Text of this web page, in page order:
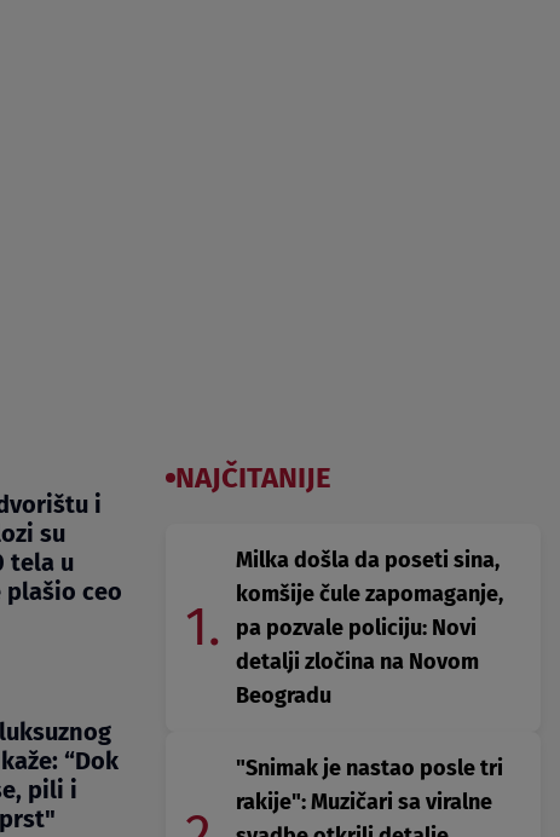
i
su
tela u
plašio ceo
“Dok
pili i
NAJČITANIJE
1.
Milka došla da poseti sina,
komšije čule zapomaganje,
pa pozvale policiju: Novi
detalji zločina na Novom
Beogradu
"Snimak je nastao posle tri
rakije": Muzičari sa viralne